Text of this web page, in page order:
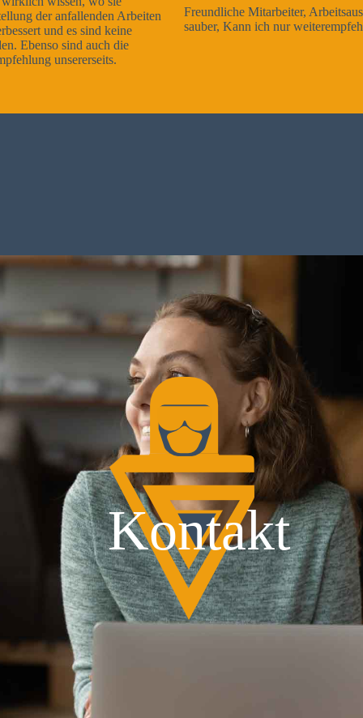
Freundliche Mitarbeiter, Arbeitsausführung sehr gut und sehr
sauber, Kann ich nur weiterempfehlen
Kontakt